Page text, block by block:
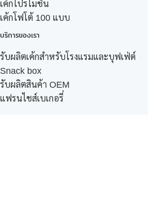
เค้กโปรโมชั่น
เค้กโฟโต้ 100 แบบ
บริการของเรา
รับผลิตเค้กสำหรับโรงแรมและบุฟเฟ่ต์
Snack box
รับผลิตสินค้า OEM
แฟรนไชส์เบเกอรี่